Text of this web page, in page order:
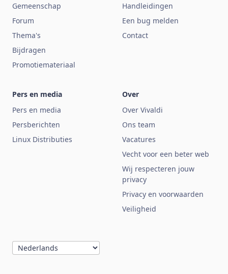
Gemeenschap
Forum
Thema's
Bijdragen
Promotiemateriaal
Handleidingen
Een bug melden
Contact
Pers en media
Pers en media
Persberichten
Linux Distributies
Over
Over Vivaldi
Ons team
Vacatures
Vecht voor een beter web
Wij respecteren jouw
privacy
Privacy en voorwaarden
Veiligheid